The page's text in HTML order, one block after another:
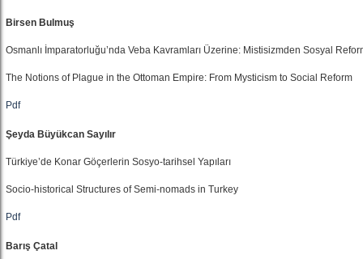
Birsen Bulmuş
Osmanlı İmparatorluğu’nda Veba Kavramları Üzerine: Mistisizmden Sosyal
The Notions of Plague in the Ottoman Empire: From Mysticism to Social Reform
Pdf
Şeyda Büyükcan Sayılır
Türkiye’de Konar Göçerlerin Sosyo-tarihsel Yapıları
Socio-historical Structures of Semi-nomads in Turkey
Pdf
Barış Çatal